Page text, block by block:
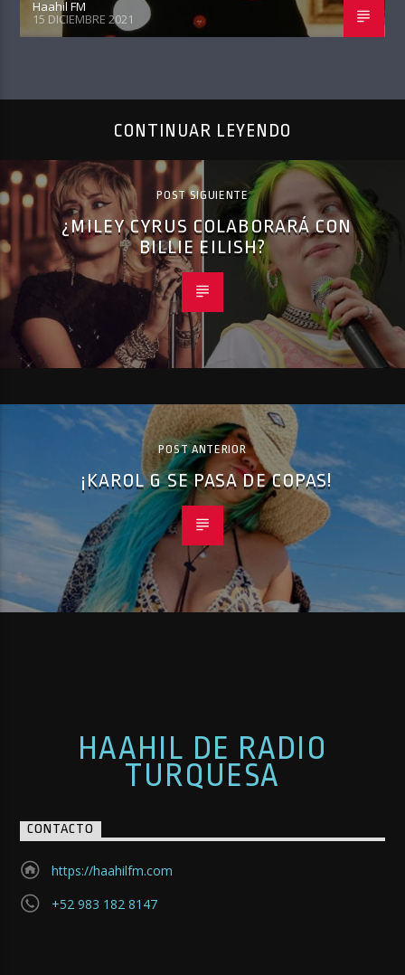
Haahil FM
15 DICIEMBRE 2021
CONTINUAR LEYENDO
POST SIGUIENTE
¿MILEY CYRUS COLABORARÁ CON
BILLIE EILISH?
POST ANTERIOR
¡KAROL G SE PASA DE COPAS!
HAAHIL DE RADIO
TURQUESA
CONTACTO
https://haahilfm.com
+52 983 182 8147